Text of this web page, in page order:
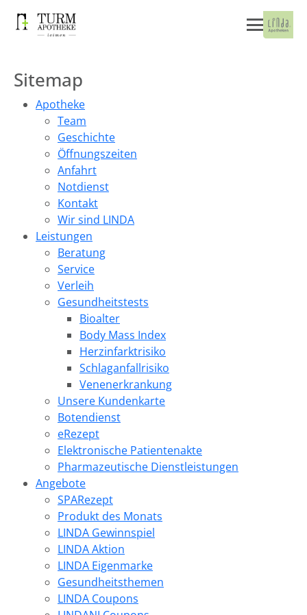
Sitemap
Apotheke
Team
Geschichte
Öffnungszeiten
Anfahrt
Notdienst
Kontakt
Wir sind LINDA
Leistungen
Beratung
Service
Verleih
Gesundheitstests
Bioalter
Body Mass Index
Herzinfarktrisiko
Schlaganfallrisiko
Venenerkrankung
Unsere Kundenkarte
Botendienst
eRezept
Elektronische Patientenakte
Pharmazeutische Dienstleistungen
Angebote
SPARezept
Produkt des Monats
LINDA Gewinnspiel
LINDA Aktion
LINDA Eigenmarke
Gesundheitsthemen
LINDA Coupons